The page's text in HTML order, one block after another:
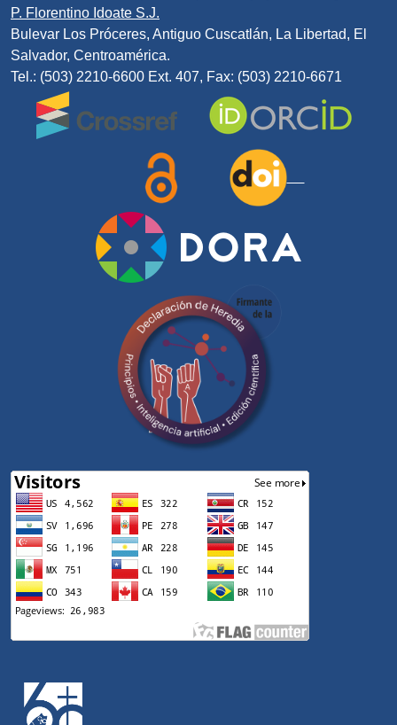
P. Florentino Idoate S.J.
Bulevar Los Próceres, Antiguo Cuscatlán, La Libertad, El
Salvador, Centroamérica.
Tel.: (503) 2210-6600 Ext. 407, Fax: (503) 2210-6671